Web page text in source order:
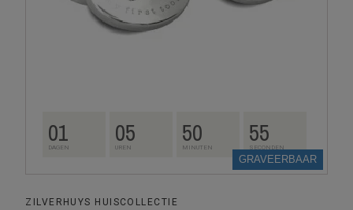
GRAVEERBAAR
01
DAGEN 05
UREN 50
MINUTEN 54
SECONDEN
ZILVERHUYS HUISCOLLECTIE